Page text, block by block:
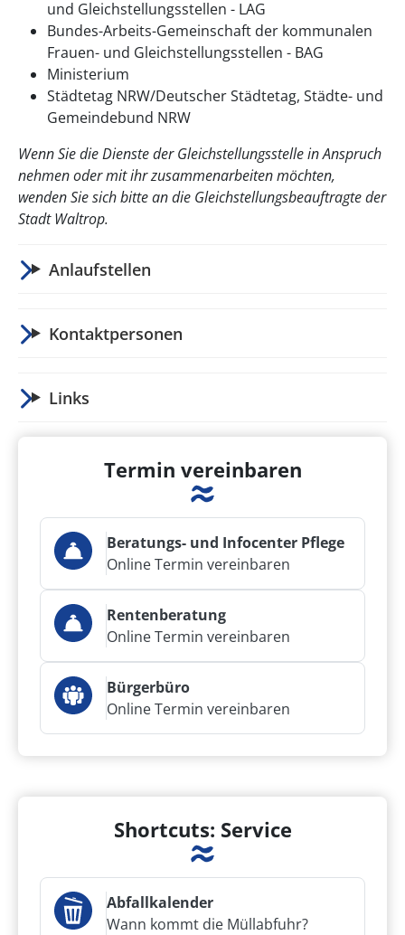
und Gleichstellungsstellen - LAG
Bundes-Arbeits-Gemeinschaft der kommunalen
Frauen- und Gleichstellungsstellen - BAG
Ministerium
Städtetag NRW/Deutscher Städtetag, Städte- und
Gemeindebund NRW
Wenn Sie die Dienste der Gleichstellungsstelle in Anspruch
nehmen oder mit ihr zusammenarbeiten möchten,
wenden Sie sich bitte an die Gleichstellungsbeauftragte der
Stadt Waltrop.
Anlaufstellen
Kontaktpersonen
Links
Termin vereinbaren
Beratungs- und Infocenter Pflege
Online Termin vereinbaren
Rentenberatung
Online Termin vereinbaren
Bürgerbüro
Online Termin vereinbaren
Shortcuts: Service
Abfallkalender
Wann kommt die Müllabfuhr?